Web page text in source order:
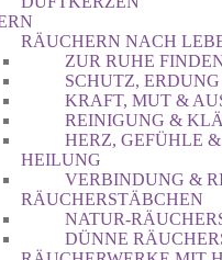
RÄUCHERN NACH
ZUR RUHE
SCHUTZ,
KRAFT, MUT &
REINIGUNG &
HERZ, GEFÜHLE
HEILUNG
VERBINDUNG &
RÄUCHERSTÄBCHEN
NATUR-
DÜNNE